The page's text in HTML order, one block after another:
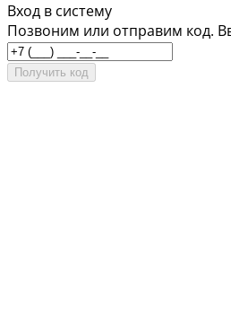
Вход в систему
Позвоним или отправим код.
Получить код